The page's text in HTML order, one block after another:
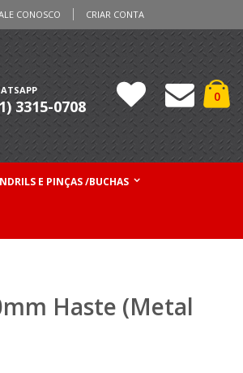
CONOSCO CRIAR CONTA
0
3315-0708
E PINÇAS /BUCHAS
Haste (Metal